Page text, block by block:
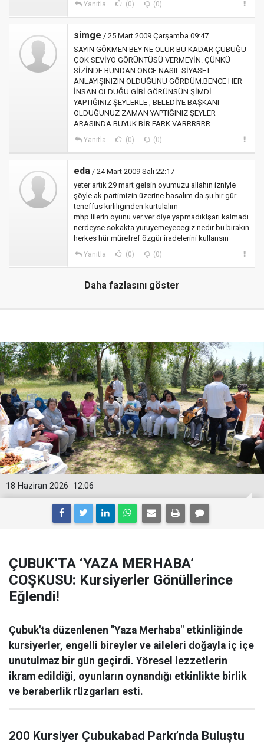
Yanıtla (0) (0)
simge / 25 Mart 2009 Çarşamba 09:47
SAYIN GÖKMEN BEY NE OLUR BU KADAR ÇUBUĞU
ÇOK SEVİYO GÖRÜNTÜSÜ VERMEYİN. ÇÜNKÜ
SİZİNDE BUNDAN ÖNCE NASIL SİYASET
ANLAYIŞINIZIN OLDUĞUNU GÖRDÜM.BENCE HER
İNSAN OLDUĞU GİBİ GÖRÜNSÜN.ŞİMDİ
YAPTIĞINIZ ŞEYLERLE , BELEDİYE BAŞKANI
OLDUĞUNUZ ZAMAN YAPTIĞINIZ ŞEYLER
ARASINDA BÜYÜK BİR FARK VARRRRRR.
Yanıtla (0) (0)
eda / 24 Mart 2009 Salı 22:17
yeter artık 29 mart gelsin oyumuzu allahın izniyle
şöyle ak partimizin üzerine basalım da şu hır gür
teneffüs kirliliginden kurtulalım
mhp lilerin oyunu ver ver diye yapmadıklşarı kalmadı
nerdeyse sokakta yürüyemeyecegiz nedir bu bırakın
herkes hür mürefref özgür iradelerini kullansın
Yanıtla (0) (0)
Daha fazlasını göster
12:06
18 Haziran 2026
ÇUBUK’TA ‘YAZA MERHABA’
COŞKUSU: Kursiyerler Gönüllerince
Eğlendi!
Çubuk'ta düzenlenen "Yaza Merhaba" etkinliğinde
kursiyerler, engelli bireyler ve aileleri doğayla iç içe
unutulmaz bir gün geçirdi. Yöresel lezzetlerin
ikram edildiği, oyunların oynandığı etkinlikte birlik
ve beraberlik rüzgarları esti.
200 Kursiyer Çubukabad Parkı’nda Buluştu